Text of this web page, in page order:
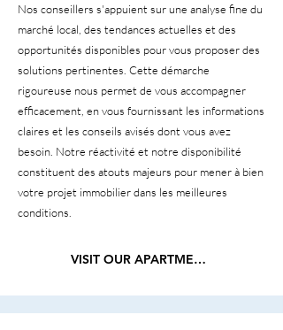
Nos conseillers s'appuient sur une analyse fine du
marché local, des tendances actuelles et des
opportunités disponibles pour vous proposer des
solutions pertinentes. Cette démarche
rigoureuse nous permet de vous accompagner
efficacement, en vous fournissant les informations
claires et les conseils avisés dont vous avez
besoin. Notre réactivité et notre disponibilité
constituent des atouts majeurs pour mener à bien
votre projet immobilier dans les meilleures
conditions.
VISIT OUR APARTMENTS